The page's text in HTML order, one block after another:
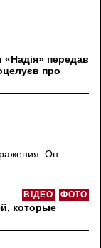
«Надія» передав
про
Он
ФОТО
ВІДЕО
которые